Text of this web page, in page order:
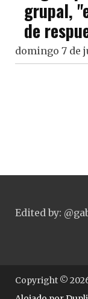
grupal,
de
domingo 7 de
Edited by:
Copyright ©